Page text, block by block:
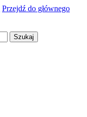
Przejdź do głównego